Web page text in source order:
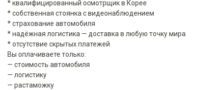
* квалифицированный осмотрщик в Корее
* собственная стоянка с видеонаблюдением
* страхование автомобиля
* надёжная логистика — доставка в любую точку мира
* отсутствие скрытых платежей
Вы оплачиваете только:
— стоимость автомобиля
— логистику
— растаможку